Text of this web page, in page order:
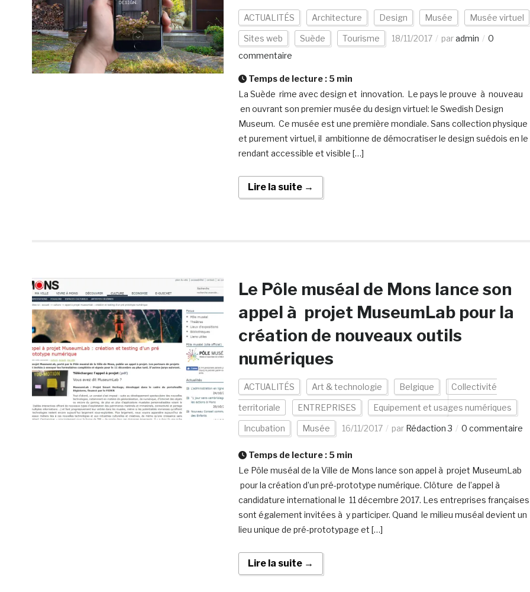
ACTUALITÉS Architecture Design Musée Musée virtuel
Sites web Suède Tourisme 18/11/2017 paradmin
0
commentaire
Temps de lecture : 5 min
La Suède rime avec design et innovation. Le pays le prouve à nouveau
en ouvrant son premier musée du design virtuel: le Swedish Design
Museum. Ce musée est une première mondiale. Sans collection physique
et purement virtuel, il ambitionne de démocratiser le design suédois en le
rendant accessible et visible […]
Lire la suite →
Le Pôle muséal de Mons lance son
appel à projet MuseumLab pour la
création de nouveaux outils
numériques
ACTUALITÉS Art & technologie Belgique Collectivité
territoriale ENTREPRISES Equipement et usages numériques
Incubation Musée 16/11/2017 par Rédaction 3 0 commentaire
Temps de lecture : 5 min
Le Pôle muséal de la Ville de Mons lance son appel à projet MuseumLab
pour la création d’un pré-prototype numérique. Clôture de l’appel à
candidature international le 11 décembre 2017. Les entreprises françaises
sont également invitées à y participer. Quand le milieu muséal devient un
lieu unique de pré-prototypage et […]
Lire la suite →